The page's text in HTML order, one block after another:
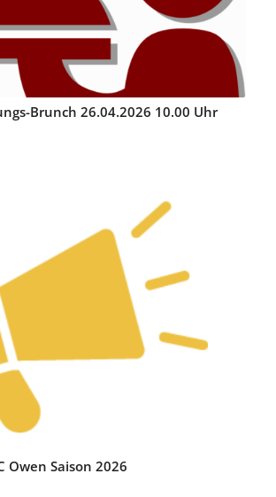
Brunch 26.04.2026 10.00 Uhr
Owen Saison 2026